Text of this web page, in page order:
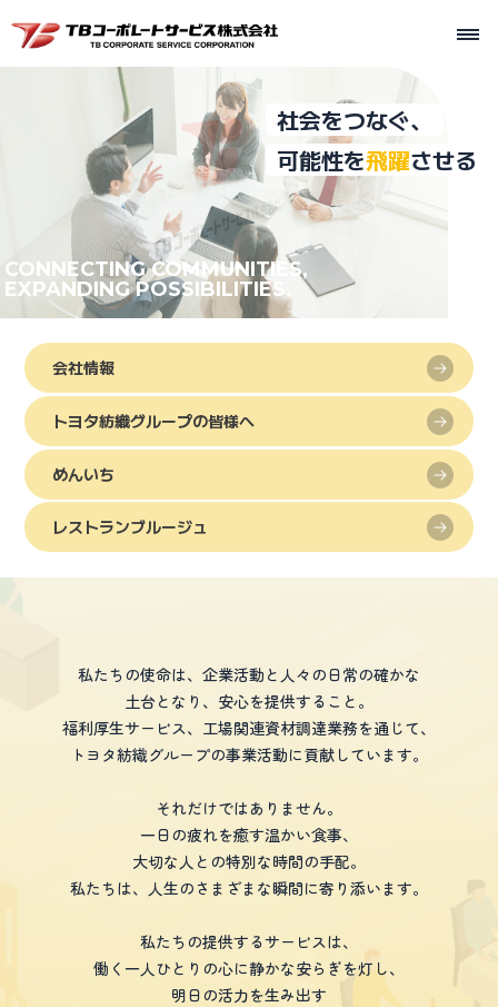
CONNECTING COMMUNITIES,
EXPANDING POSSIBILITIES.
社会をつなぐ、
可能性を飛躍させる
会社情報
トヨタ紡織グループの皆様へ
めんいち
レストランブルージュ
私たちの使命は、企業活動と人々の日常の確かな
土台となり、安心を提供すること。
福利厚生サービス、工場関連資材調達業務を通じて、
トヨタ紡織グループの事業活動に貢献しています。
それだけではありません。
一日の疲れを癒す温かい食事、
大切な人との特別な時間の手配。
私たちは、人生のさまざまな瞬間に寄り添います。
私たちの提供するサービスは、
働く一人ひとりの心に静かな安らぎを灯し、
明日の活力を生み出す